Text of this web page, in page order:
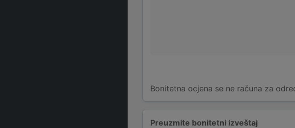
Preuzmite bonitetni izveštaj
Bonitetna ocjena se ne računa za